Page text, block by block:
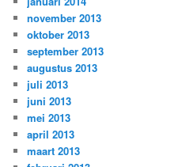
november 2013
oktober 2013
september 2013
augustus 2013
juli 2013
juni 2013
mei 2013
april 2013
maart 2013